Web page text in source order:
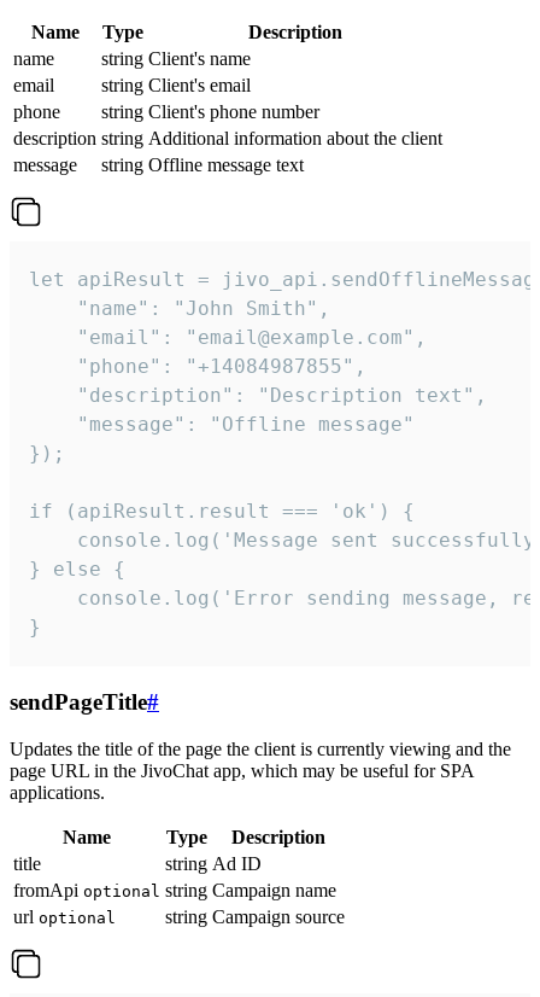
Name Type
Description
name
string Client's name
email
string Client's email
phone
string Client's phone number
description string Additional information about the client
message
string Offline message text
let apiResult =
    "name": "John Smith",
    "email": "email@example.com",
    "phone": "+14084987855",
    "description": "Description text",
    "message": "Offline message"
});
if (apiResult.result === 'ok') {
console.log('Message sent
} else {
console.log('Error sending message,
}
sendPageTitle#
Updates the title of the page the client is currently viewing and the
page URL in the JivoChat app, which may be useful for SPA
applications.
Name Type
Description
title
string Ad ID
fromApi optional string Campaign name
url optional string Campaign source